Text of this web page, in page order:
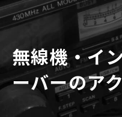
無線機・イ
ーバーのア